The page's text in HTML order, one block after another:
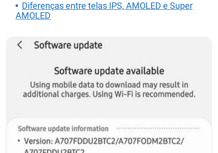
Diferenças entre telas IPS, AMOLED e Super
AMOLED